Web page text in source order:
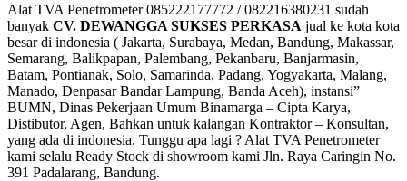
Alat TVA Penetrometer 085222177772 / 082216380231 sudah
banyak CV. DEWANGGA SUKSES PERKASA jual ke kota kota
besar di indonesia ( Jakarta, Surabaya, Medan, Bandung, Makassar,
Semarang, Balikpapan, Palembang, Pekanbaru, Banjarmasin,
Batam, Pontianak, Solo, Samarinda, Padang, Yogyakarta, Malang,
Manado, Denpasar Bandar Lampung, Banda Aceh), instansi”
BUMN, Dinas Pekerjaan Umum Binamarga – Cipta Karya,
Distibutor, Agen, Bahkan untuk kalangan Kontraktor – Konsultan,
yang ada di indonesia. Tunggu apa lagi ? Alat TVA Penetrometer
kami selalu Ready Stock di showroom kami Jln. Raya Caringin No.
391 Padalarang, Bandung.